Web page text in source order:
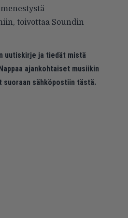
toivottaa Soundin
uutiskirje ja tiedät mistä
ajankohtaiset musiikin
suoraan sähköpostiin tästä.